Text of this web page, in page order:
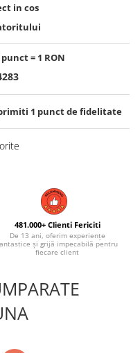
in cos
= 1 RON
1 punct de fidelitate
481.000+ Clienti Fericiti
De 13 ani, oferim experiențe
și grijă impecabilă pentru
fiecare client